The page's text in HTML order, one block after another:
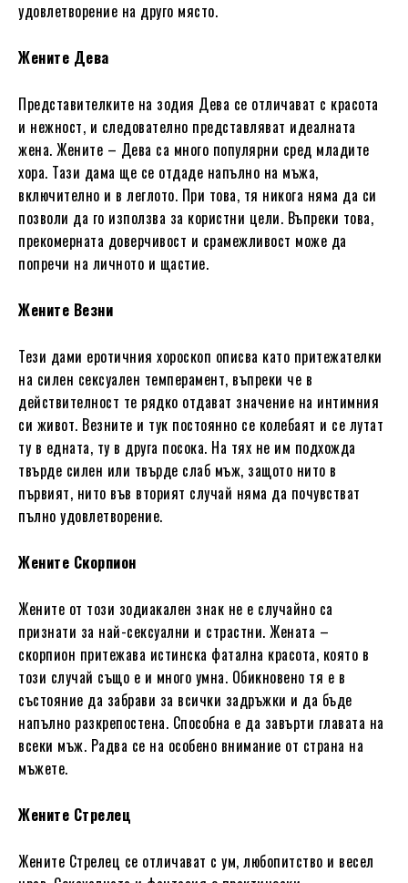
удовлетворение на друго място.
Жените Дева
Представителките на зодия Дева се отличават с красота
и нежност, и следователно представляват идеалната
жена. Жените – Дева са много популярни сред младите
хора. Тази дама ще се отдаде напълно на мъжа,
включително и в леглото. При това, тя никога няма да си
позволи да го използва за користни цели. Въпреки това,
прекомерната доверчивост и срамежливост може да
попречи на личното и щастие.
Жените Везни
Тези дами еротичния хороскоп описва като притежателки
на силен сексуален темперамент, въпреки че в
действителност те рядко отдават значение на интимния
си живот. Везните и тук постоянно се колебаят и се лутат
ту в едната, ту в друга посока. На тях не им подхожда
твърде силен или твърде слаб мъж, защото нито в
първият, нито във вторият случай няма да почувстват
пълно удовлетворение.
Жените Скорпион
Жените от този зодиакален знак не е случайно са
признати за най-сексуални и страстни. Жената –
скорпион притежава истинска фатална красота, която в
този случай също е и много умна. Обикновено тя е в
състояние да забрави за всички задръжки и да бъде
напълно разкрепостена. Способна е да завърти главата на
всеки мъж. Радва се на особено внимание от страна на
мъжете.
Жените Стрелец
Жените Стрелец се отличават с ум, любопитство и весел